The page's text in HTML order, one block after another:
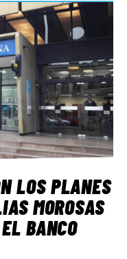
LOS PLANES
MOROSAS
BANCO